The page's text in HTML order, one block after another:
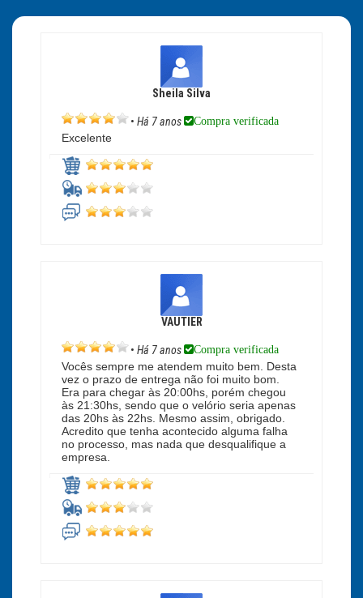
Sheila Silva
• Há 7 anos Compra verificada
Excelente
VAUTIER
• Há 7 anos Compra verificada
Vocês sempre me atendem muito bem. Desta
vez o prazo de entrega não foi muito bom.
Era para chegar às 20:00hs, porém chegou
às 21:30hs, sendo que o velório seria apenas
das 20hs às 22hs. Mesmo assim, obrigado.
Acredito que tenha acontecido alguma falha
no processo, mas nada que desqualifique a
empresa.